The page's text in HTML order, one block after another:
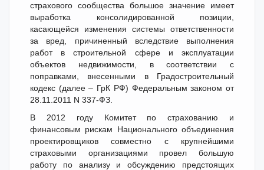
страхового сообщества большое значение имеет
выработка консолидированной позиции,
касающейся изменения системы ответственности
за вред, причиненный вследствие выполнения
работ в строительной сфере и эксплуатации
объектов недвижимости, в соответствии с
поправками, внесенными в Градостроительный
кодекс (далее – ГрК РФ) Федеральным законом от
28.11.2011 N 337-ФЗ.
В 2012 году Комитет по страхованию и
финансовым рискам Национального объединения
проектировщиков совместно с крупнейшими
страховыми организациями провел большую
работу по анализу и обсуждению предстоящих